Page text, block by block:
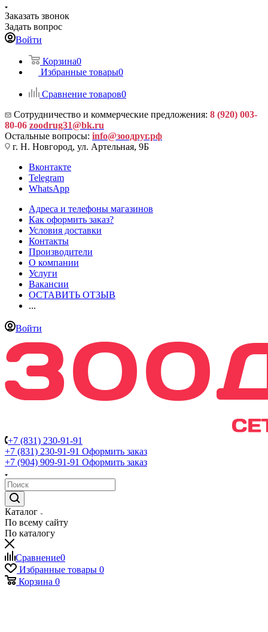
Заказать звонок
Задать вопрос
Войти
Корзина0
Избранные товары0
Сравнение товаров0
Сотрудничество и коммерческие предложения: 8 (920) 003-
80-06 zoodrug31@bk.ru
Остальные вопросы: info@зоодруг.рф
г. Н. Новгород, ул. Артельная, 9Б
Вконтакте
Telegram
WhatsApp
Адреса и телефоны магазинов
Как оформить заказ?
Условия доставки
Контакты
Производители
О компании
Услуги
Вакансии
ОСТАВИТЬ ОТЗЫВ
...
Войти
+7 (831) 230-91-91
+7 (831) 230-91-91 Оформить заказ
+7 (904) 909-91-91 Оформить заказ
Каталог
По всему сайту
По каталогу
Сравнение0
Избранные товары 0
Корзина 0